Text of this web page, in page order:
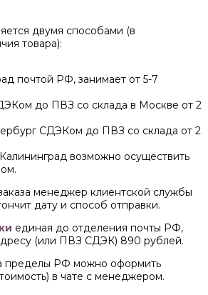
двумя способами (в
товара):
почтой РФ, занимает от 5-7
до ПВЗ со склада в Москве от 2
СДЭКом до ПВЗ со склада от 2
возможно осуществить
менеджер клиентской службы
дату и способ отправки.
единая до отделения почты РФ,
(или ПВЗ СДЭК) 890 рублей.
пределы РФ можно оформить
в чате с менеджером.